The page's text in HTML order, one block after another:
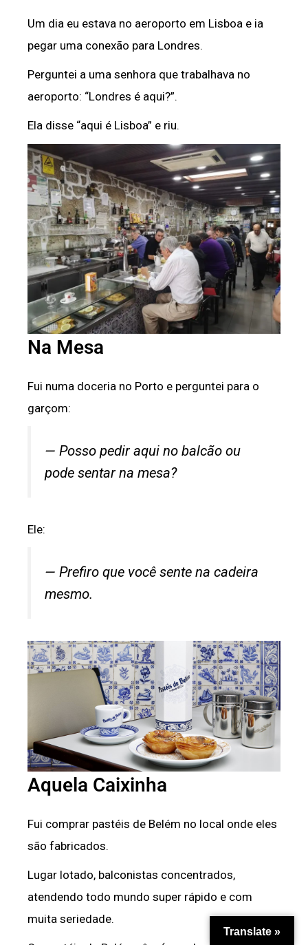
Um dia eu estava no aeroporto em Lisboa e ia
pegar uma conexão para Londres.
Perguntei a uma senhora que trabalhava no
aeroporto: “Londres é aqui?”.
Ela disse “aqui é Lisboa” e riu.
Na Mesa
Fui numa doceria no Porto e perguntei para o
garçom:
— Posso pedir aqui no balcão ou
pode sentar na mesa?
Ele:
— Prefiro que você sente na cadeira
mesmo.
Aquela Caixinha
Fui comprar pastéis de Belém no local onde eles
são fabricados.
Lugar lotado, balconistas concentrados,
atendendo todo mundo super rápido e com
muita seriedade.
Translate »